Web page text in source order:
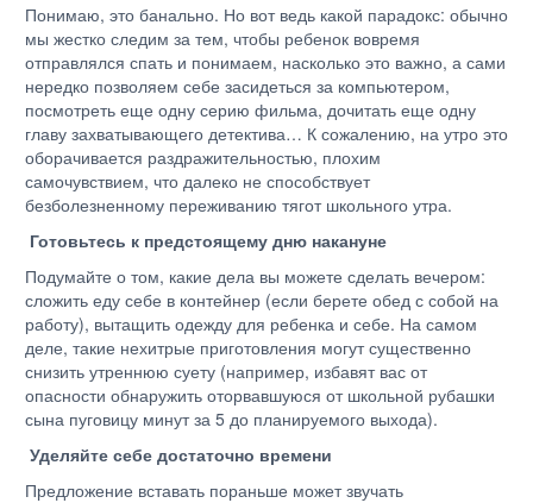
Понимаю, это банально. Но вот ведь какой парадокс: обычно
мы жестко следим за тем, чтобы ребенок вовремя
отправлялся спать и понимаем, насколько это важно, а сами
нередко позволяем себе засидеться за компьютером,
посмотреть еще одну серию фильма, дочитать еще одну
главу захватывающего детектива… К сожалению, на утро это
оборачивается раздражительностью, плохим
самочувствием, что далеко не способствует
безболезненному переживанию тягот школьного утра.
Готовьтесь к предстоящему дню накануне
Подумайте о том, какие дела вы можете сделать вечером:
сложить еду себе в контейнер (если берете обед с собой на
работу), вытащить одежду для ребенка и себе. На самом
деле, такие нехитрые приготовления могут существенно
снизить утреннюю суету (например, избавят вас от
опасности обнаружить оторвавшуюся от школьной рубашки
сына пуговицу минут за 5 до планируемого выхода).
Уделяйте себе достаточно времени
Предложение вставать пораньше может звучать